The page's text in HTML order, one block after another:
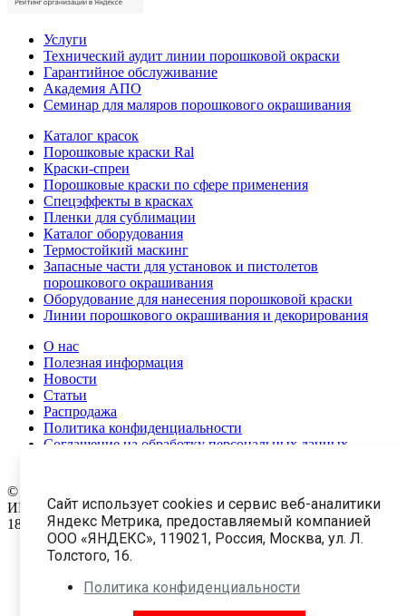
Услуги
Технический аудит линии порошковой окраски
Гарантийное обслуживание
Академия АПО
Семинар для маляров порошкового окрашивания
Каталог красок
Порошковые краски Ral
Краски-спреи
Порошковые краски по сфере применения
Спецэффекты в красках
Пленки для сублимации
Каталог оборудования
Термостойкий маскинг
Запасные части для установок и пистолетов
порошкового окрашивания
Оборудование для нанесения порошковой краски
Линии порошкового окрашивания и декорирования
О нас
Полезная информация
Новости
Статьи
Распродажа
Политика конфиденциальности
Соглашение на обработку персональных данных
© 1999-2026 Все права защищены.
ИНН: 9702043058 ОГРН: 1227700282040
18 +
Сайт использует cookies и сервис веб-аналитики
Яндекс Метрика, предоставляемый компанией
ООО «ЯНДЕКС», 119021, Россия, Москва, ул. Л.
Толстого, 16.
Политика конфиденциальности